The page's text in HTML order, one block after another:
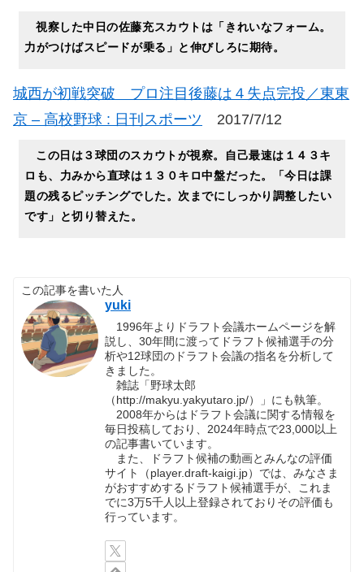
視察した中日の佐藤充スカウトは「きれいなフォーム。
力がつけばスピードが乗る」と伸びしろに期待。
城西が初戦突破 プロ注目後藤は４失点完投／東東
京 – 高校野球 : 日刊スポーツ 2017/7/12
この日は３球団のスカウトが視察。自己最速は１４３キ
ロも、力みから直球は１３０キロ中盤だった。「今日は課
題の残るピッチングでした。次までにしっかり調整したい
です」と切り替えた。
この記事を書いた人
yuki
1996年よりドラフト会議ホームページを解
説し、30年間に渡ってドラフト候補選手の分
析や12球団のドラフト会議の指名を分析して
きました。
雑誌「野球太郎
（http://makyu.yakyutaro.jp/）」にも執筆。
2008年からはドラフト会議に関する情報を
毎日投稿しており、2024年時点で23,000以上
の記事書いています。
また、ドラフト候補の動画とみんなの評価
サイト（player.draft-kaigi.jp）では、みなさま
がおすすめするドラフト候補選手が、これま
でに3万5千人以上登録されておりその評価も
行っています。